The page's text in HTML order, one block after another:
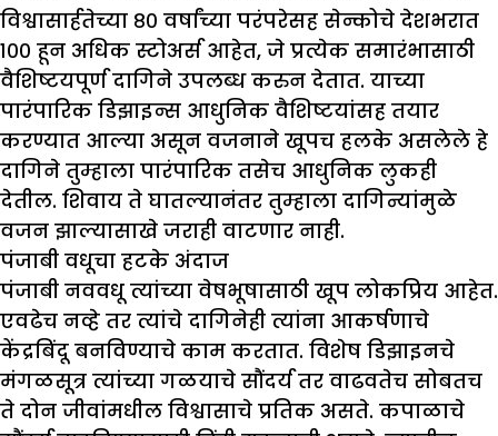
विश्वासार्हतेच्या ८० वर्षांच्या परंपरेसह सेन्कोचे देशभरात
१०० हून अधिक स्टोअर्स आहेत, जे प्रत्येक समारंभासाठी
वैशिष्टयपूर्ण दागिने उपलब्ध करुन देतात. याच्या
पारंपारिक डिझाइन्स आधुनिक वैशिष्टयांसह तयार
करण्यात आल्या असून वजनाने खूपच हलके असलेले हे
दागिने तुम्हाला पारंपारिक तसेच आधुनिक लुकही
देतील. शिवाय ते घातल्यानंतर तुम्हाला दागिन्यांमुळे
वजन झाल्यासाखे जराही वाटणार नाही.
पंजाबी वधूचा हटके अंदाज
पंजाबी नववधू त्यांच्या वेषभूषासाठी खूप लोकप्रिय आहेत.
एवढेच नव्हे तर त्यांचे दागिनेही त्यांना आकर्षणाचे
केंद्रबिंदू बनविण्याचे काम करतात. विशेष डिझाइनचे
मंगळसूत्र त्यांच्या गळयाचे सौंदर्य तर वाढवतेच सोबतच
ते दोन जीवांमधील विश्वासाचे प्रतिक असते. कपाळाचे